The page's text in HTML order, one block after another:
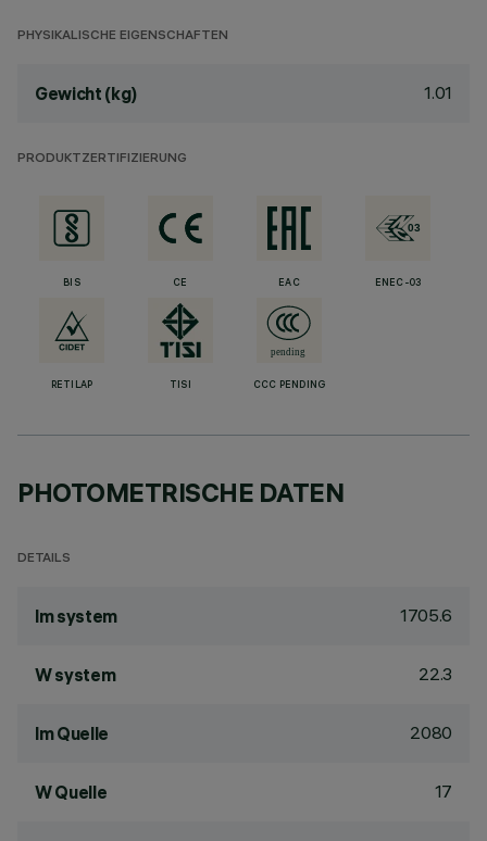
PHYSIKALISCHE EIGENSCHAFTEN
Gewicht (kg) 1.01
PRODUKTZERTIFIZIERUNG
BIS CE EAC ENEC-03
RETILAP TISI CCC PENDING
PHOTOMETRISCHE DATEN
DETAILS
lm system 1705.6
W system 22.3
lm Quelle 2080
W Quelle 17